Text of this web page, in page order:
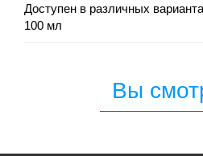
Доступен в различных
100 мл
Вы